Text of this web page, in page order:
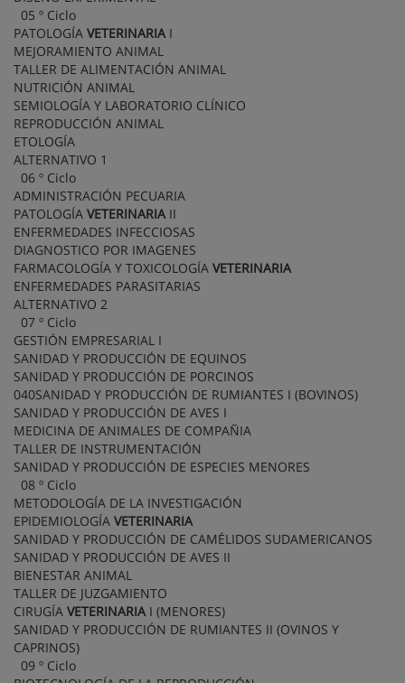
05 º Ciclo
PATOLOGÍA VETERINARIAI
MEJORAMIENTO ANIMAL
TALLER DE ALIMENTACIÓN ANIMAL
NUTRICIÓN ANIMAL
SEMIOLOGÍA Y LABORATORIO CLÍNICO
REPRODUCCIÓN ANIMAL
ETOLOGÍA
ALTERNATIVO 1
06 º Ciclo
ADMINISTRACIÓN PECUARIA
PATOLOGÍA VETERINARIAII
ENFERMEDADES INFECCIOSAS
DIAGNOSTICO POR IMAGENES
FARMACOLOGÍA Y TOXICOLOGÍA VETERINARIA
ENFERMEDADES PARASITARIAS
ALTERNATIVO 2
07 º Ciclo
GESTIÓN EMPRESARIAL I
SANIDAD Y PRODUCCIÓN DE EQUINOS
SANIDAD Y PRODUCCIÓN DE PORCINOS
040SANIDAD Y PRODUCCIÓN DE RUMIANTES I (BOVINOS)
SANIDAD Y PRODUCCIÓN DE AVES I
MEDICINA DE ANIMALES DE COMPAÑIA
TALLER DE INSTRUMENTACIÓN
SANIDAD Y PRODUCCIÓN DE ESPECIES MENORES
08 º Ciclo
METODOLOGÍA DE LA INVESTIGACIÓN
EPIDEMIOLOGÍA VETERINARIA
SANIDAD Y PRODUCCIÓN DE CAMÉLIDOS SUDAMERICANOS
SANIDAD Y PRODUCCIÓN DE AVES II
BIENESTAR ANIMAL
TALLER DE JUZGAMIENTO
CIRUGÍA VETERINARIAI (MENORES)
SANIDAD Y PRODUCCIÓN DE RUMIANTES II (OVINOS Y
CAPRINOS)
09 º Ciclo